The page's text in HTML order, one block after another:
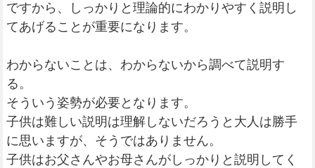
ですから、しっかりと理論的にわかりやすく説明し
てあげることが重要になります。
わからないことは、わからないから調べて説明す
る。
そういう姿勢が必要となります。
子供は難しい説明は理解しないだろうと大人は勝手
に思いますが、そうではありません。
子供はお父さんやお母さんがしっかりと説明してく